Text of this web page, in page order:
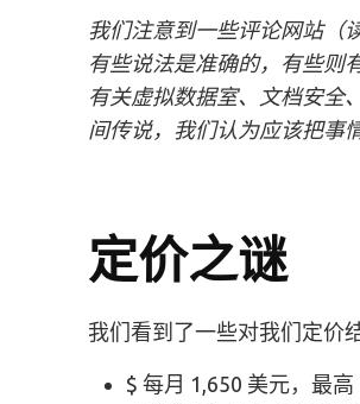
我们注意到一些评论网站（
有些说法是准确的，有些则
有关虚拟数据室、文档安全
间传说，我们认为应该把事
定价之谜
我们看到了一些对我们定价
$ 每月 1,650 美元，最高